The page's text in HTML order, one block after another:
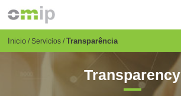
principal
Breadcrumb
Inicio Servicios Transparência
Transparency